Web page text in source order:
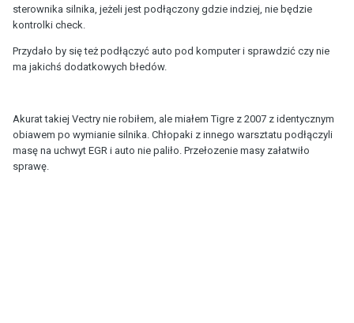
sterownika silnika, jeżeli jest podłączony gdzie indziej, nie będzie
kontrolki check.
Przydało by się też podłączyć auto pod komputer i sprawdzić czy nie
ma jakichś dodatkowych błedów.
Akurat takiej Vectry nie robiłem, ale miałem Tigre z 2007 z identycznym
obiawem po wymianie silnika. Chłopaki z innego warsztatu podłączyli
masę na uchwyt EGR i auto nie paliło. Przełozenie masy załatwiło
sprawę.